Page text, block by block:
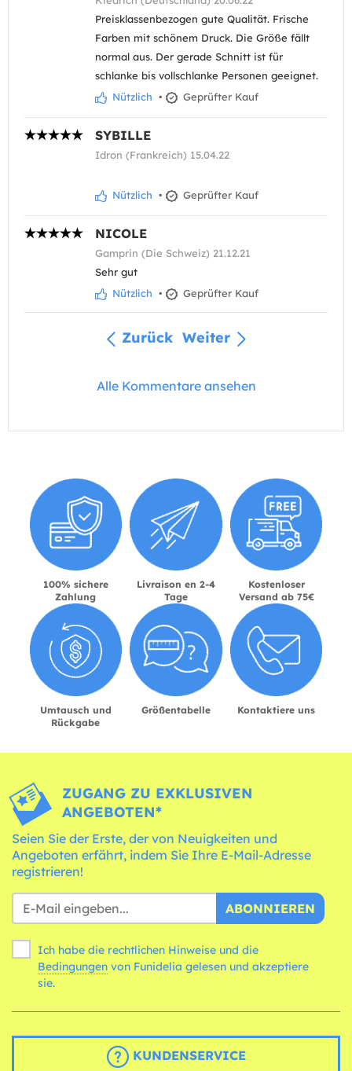
Preisklassenbezogen gute Qualität. Frische
Farben mit schönem Druck. Die Größe fällt
normal aus. Der gerade Schnitt ist für
schlanke bis vollschlanke Personen geeignet.
Nützlich • Geprüfter Kauf
SYBILLE
Idron (Frankreich) 15.04.22
Nützlich • Geprüfter Kauf
NICOLE
Gamprin (Die Schweiz) 21.12.21
Sehr gut
Nützlich • Geprüfter Kauf
Zurück Weiter
Alle Kommentare ansehen
100% sichere
Zahlung
Livraison en 2-4
Tage
Kostenloser
Versand ab 75€
Umtausch und
Rückgabe
Größentabelle Kontaktiere uns
ZUGANG ZU EXKLUSIVEN
ANGEBOTEN*
Seien Sie der Erste, der von Neuigkeiten und
Angeboten erfährt, indem Sie Ihre E-Mail-Adresse
registrieren!
ABONNIEREN
Ich habe die rechtlichen Hinweise und die
Bedingungen
sie.
KUNDENSERVICE